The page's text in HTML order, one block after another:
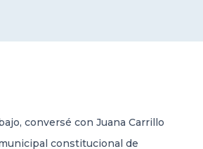
conversé con Juana Carrillo
constitucional de